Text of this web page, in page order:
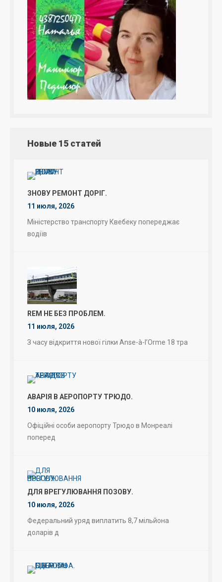
Новые 15 статей
ЗНОВУ РЕМОНТ ДОРІГ.
11 июля, 2026
Міністерство транспорту Квебеку попереджає
водіїв
REM НЕ БЕЗ ПРОБЛЕМ.
11 июля, 2026
З часу відкриття нової гілки Anse-à-l’Orme 18 тра
АВАРІЯ В АЕРОПОРТУ ТРЮДО.
10 июля, 2026
Офіційні особи аеропорту Трюдо в Монреалі
поперед
ДЛЯ ВРЕГУЛЮВАННЯ ПОЗОВУ.
10 июля, 2026
Федеральний уряд виплатить 8,7 мільйона
доларів д